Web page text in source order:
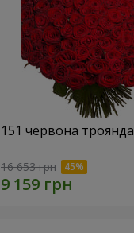
151 червона троянда
16 653 грн